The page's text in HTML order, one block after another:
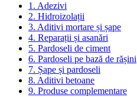
1. Adezivi
2. Hidroizolații
3. Aditivi mortare și șape
4. Reparații și asanări
5. Pardoseli de ciment
6. Pardoseli pe bază de rășini
7. Șape și pardoseli
8. Aditivi betoane
9. Produse complementare